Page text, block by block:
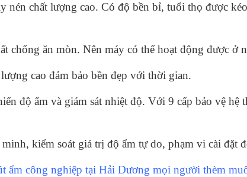
nén chất lượng cao. Có độ bền bỉ, tuổi thọ được
chống ăn mòn. Nên máy có thể hoạt động được ở
cao đảm bảo bền đẹp với thời gian.
độ ẩm và giám sát nhiệt độ. Với 9 cấp bảo vệ hệ
kiểm soát giá trị độ ẩm tự do, phạm vi cài đặt
ẩm công nghiệp tại Hải Dương mọi người thèm